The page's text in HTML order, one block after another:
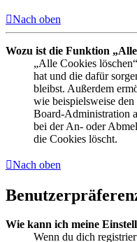
Nach oben
Wozu ist die Funktion
„Alle Cookies
hat und die dafür
bleibst. Außerdem
wie beispielsweise den
Board-Administration
bei der An- oder
die Cookies löscht.
Nach oben
Wie kann ich meine
Wenn du dich